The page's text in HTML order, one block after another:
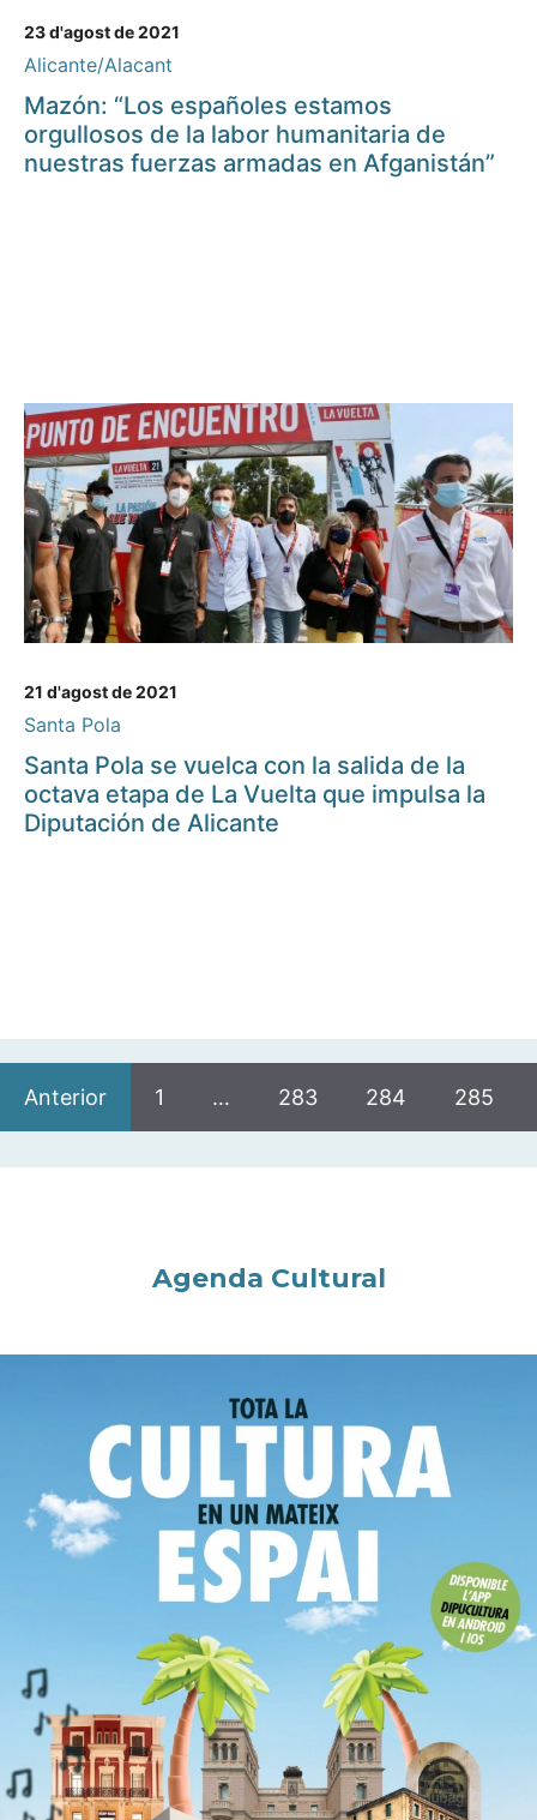
23 d'agost de 2021
Alicante/Alacant
Mazón: “Los españoles estamos
orgullosos de la labor humanitaria de
nuestras fuerzas armadas en Afganistán”
21 d'agost de 2021
Santa Pola
Santa Pola se vuelca con la salida de la
octava etapa de La Vuelta que impulsa la
Diputación de Alicante
Anterior 1 … 283 284 285
Agenda Cultural